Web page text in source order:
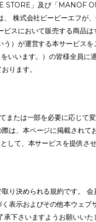
」及び「MANOF
株式会社ビービーエフ
スにおいて販売する商品
）が運営する本サービス
いいます。）の皆様全員に
ります。
たは一部を必要に応じて
、本ページに掲載されて
て、本サービスを提供さ
り決められる規約です。
表示およびその他本ウェ
下さいますようお願いいた